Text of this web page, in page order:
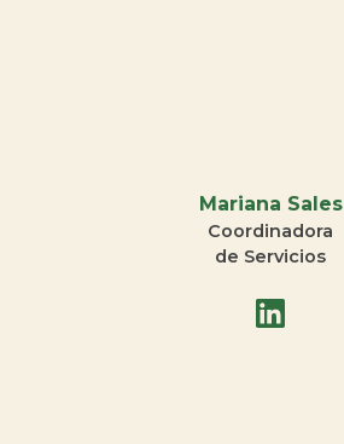
Mariana Sales
Coordinadora
de Servicios